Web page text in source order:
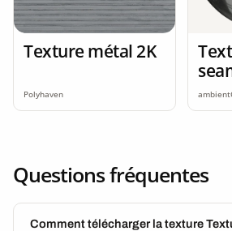
Texture métal 2K
Polyhaven
Questions fréquentes
Comment télécharger la texture